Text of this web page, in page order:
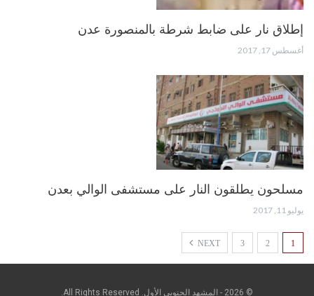
إطلاق نار على ضابط شرطة بالمنصورة عدن
أغسطس 17, 2017
مسلحون يطلقون النار على مستشفى الوالي بعدن
يوليو 11, 2017
1
2
3
NEXT
© 2026 - المشهد الجنوبي الأول. All Rights Reserved.